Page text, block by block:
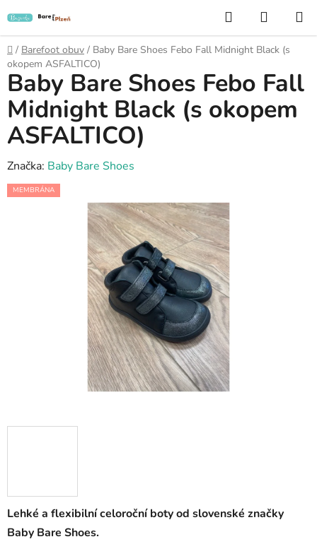
na
obsah
Hledat
KOŠÍK
Domů
/ Barefoot obuv / Baby Bare Shoes Febo Fall Midnight Black (s
okopem ASFALTICO)
Lehké a flexibilní celoroční boty od slovenské značky
Baby Bare Shoes.
Baby Bare Shoes Febo Fall
Midnight Black (s okopem
ASFALTICO)
Značka: Baby Bare Shoes
MEMBRÁNA